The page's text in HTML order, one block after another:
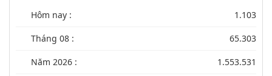
Hôm nay : 1.103
Tháng 08 : 65.303
Năm 2026 : 1.553.531